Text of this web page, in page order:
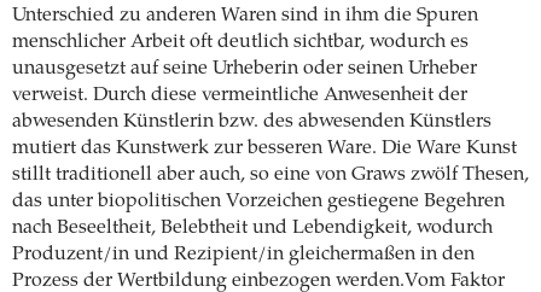
Unterschied zu anderen Waren sind in ihm die Spuren
menschlicher Arbeit oft deutlich sichtbar, wodurch es
unausgesetzt auf seine Urheberin oder seinen Urheber
verweist. Durch diese vermeintliche Anwesenheit der
abwesenden Künstlerin bzw. des abwesenden Künstlers
mutiert das Kunstwerk zur besseren Ware. Die Ware Kunst
stillt traditionell aber auch, so eine von Graws zwölf Thesen,
das unter biopolitischen Vorzeichen gestiegene Begehren
nach Beseeltheit, Belebtheit und Lebendigkeit, wodurch
Produzent/in und Rezipient/in gleichermaßen in den
Prozess der Wertbildung einbezogen werden.Vom Faktor